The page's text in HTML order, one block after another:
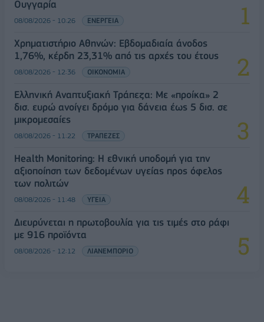
Ουγγαρία
08/08/2026 - 10:26 ΕΝΕΡΓΕΙΑ
Χρηματιστήριο Αθηνών: Εβδομαδιαία άνοδος
1,76%, κέρδη 23,31% από τις αρχές του έτους
08/08/2026 - 12:36 ΟΙΚΟΝΟΜΙΑ
Ελληνική Αναπτυξιακή Τράπεζα: Με «προίκα» 2
δισ. ευρώ ανοίγει δρόμο για δάνεια έως 5 δισ. σε
μικρομεσαίες
08/08/2026 - 11:22 ΤΡΑΠΕΖΕΣ
Health Monitoring: Η εθνική υποδομή για την
αξιοποίηση των δεδομένων υγείας προς όφελος
των πολιτών
08/08/2026 - 11:48 ΥΓΕΙΑ
Διευρύνεται η πρωτοβουλία για τις τιμές στο ράφι
με 916 προϊόντα
08/08/2026 - 12:12 ΛΙΑΝΕΜΠΟΡΙΟ